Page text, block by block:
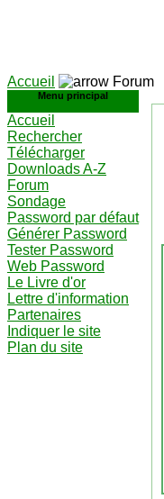
Accueil Forum
Menu principal
Accueil
Rechercher
Télécharger
Downloads A-Z
Forum
Sondage
Password par défaut
Générer Password
Tester Password
Web Password
Le Livre d'or
Lettre d'information
Partenaires
Indiquer le site
Plan du site